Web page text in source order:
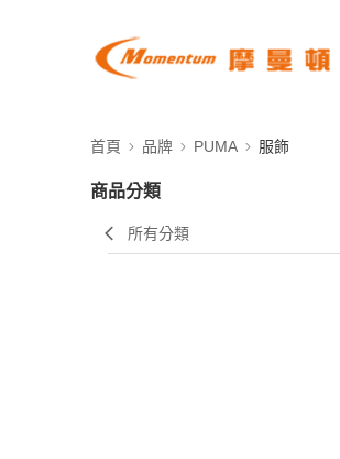
首頁 品牌 PUMA 服飾
商品分類
所有分類